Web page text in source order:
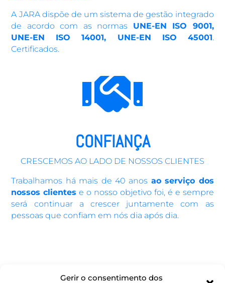
Gerir o consentimento dos
A JARA dispõe de um sistema de gestão integrado
de acordo com as normas UNE-EN ISO 9001,
UNE-EN ISO 14001, UNE-EN ISO 45001.
Certificados.

CONFIANÇA
CRESCEMOS AO LADO DE NOSSOS CLIENTES
Trabalhamos há mais de 40 anos ao serviço dos
nossos clientes e o nosso objetivo foi, é e sempre
será continuar a crescer juntamente com as
pessoas que confiam em nós dia após dia.